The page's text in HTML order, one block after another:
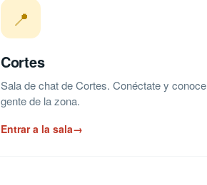
📍
Cortes
Sala de chat de Cortes. Conéctate y conoce
gente de la zona.
Entrar a la sala→